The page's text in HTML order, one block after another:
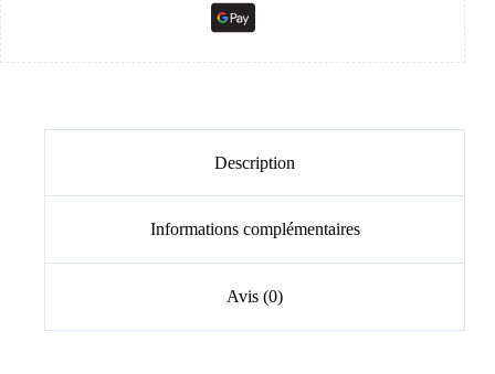
Description
Informations complémentaires
Avis (0)